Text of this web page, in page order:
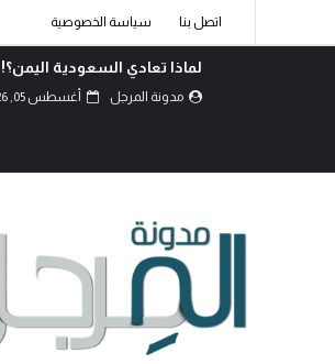
اتصل بنا سياسة الخصوصية
لماذا تعادي السعودية اليمن؟!
مدونة المرجل أغسطس 05, 2026